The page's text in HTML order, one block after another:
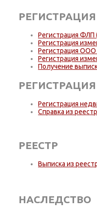
Регистрация
Регистрация
Регистрация
Регистрация
Получение
Регистрация
Справка из
РЕЕСТР
Выписка из
НАСЛЕДСТВО